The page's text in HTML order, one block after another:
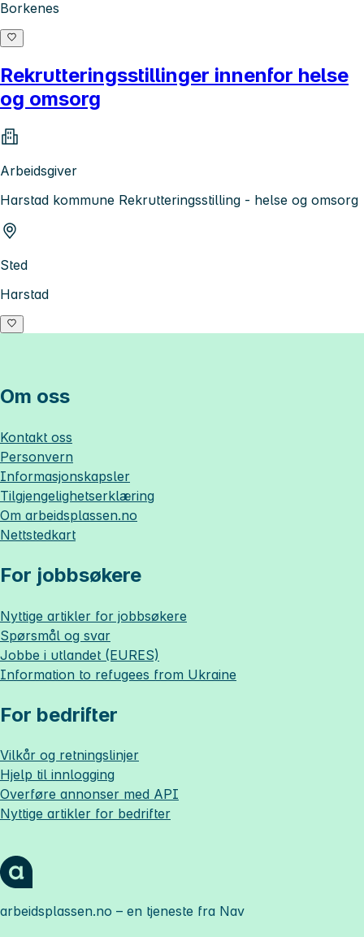
Borkenes
Rekrutteringsstillinger innenfor helse
og omsorg
Arbeidsgiver
Harstad kommune Rekrutteringsstilling - helse og omsorg
Sted
Harstad
Om oss
Kontakt oss
Personvern
Informasjonskapsler
Tilgjengelighetserklæring
Om arbeidsplassen.no
Nettstedkart
For jobbsøkere
Nyttige artikler for jobbsøkere
Spørsmål og svar
Jobbe i utlandet (EURES)
Information to refugees from Ukraine
For bedrifter
Vilkår og retningslinjer
Hjelp til innlogging
Overføre annonser med API
Nyttige artikler for bedrifter
arbeidsplassen.no – en tjeneste fra Nav